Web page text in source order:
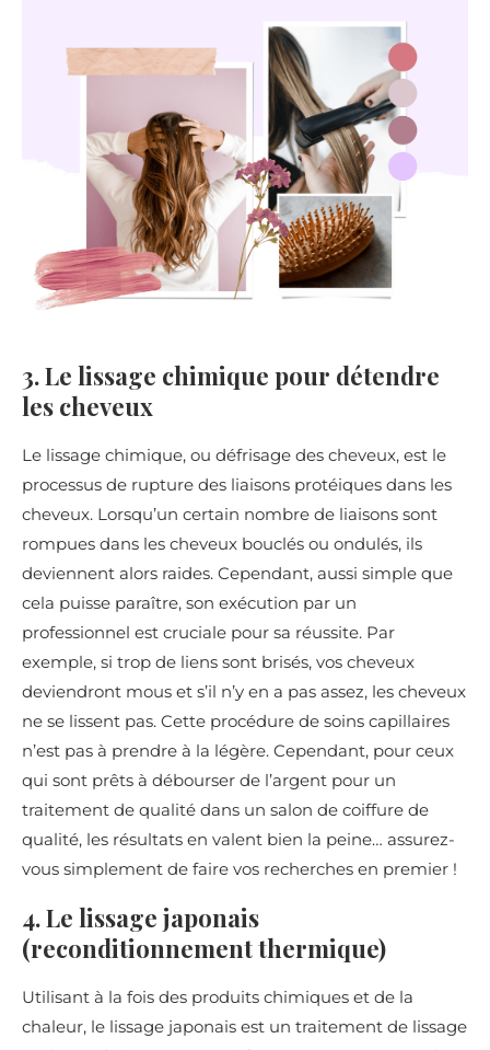
3. Le lissage chimique pour détendre
les cheveux
Le lissage chimique, ou défrisage des cheveux, est le
processus de rupture des liaisons protéiques dans les
cheveux. Lorsqu’un certain nombre de liaisons sont
rompues dans les cheveux bouclés ou ondulés, ils
deviennent alors raides. Cependant, aussi simple que
cela puisse paraître, son exécution par un
professionnel est cruciale pour sa réussite. Par
exemple, si trop de liens sont brisés, vos cheveux
deviendront mous et s’il n’y en a pas assez, les cheveux
ne se lissent pas. Cette procédure de soins capillaires
n’est pas à prendre à la légère. Cependant, pour ceux
qui sont prêts à débourser de l’argent pour un
traitement de qualité dans un salon de coiffure de
qualité, les résultats en valent bien la peine… assurez-
vous simplement de faire vos recherches en premier !
4. Le lissage japonais
(reconditionnement thermique)
Utilisant à la fois des produits chimiques et de la
chaleur, le lissage japonais est un traitement de lissage